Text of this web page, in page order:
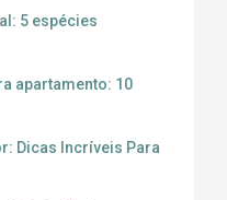
5 espécies
apartamento: 10
Dicas Incríveis Para